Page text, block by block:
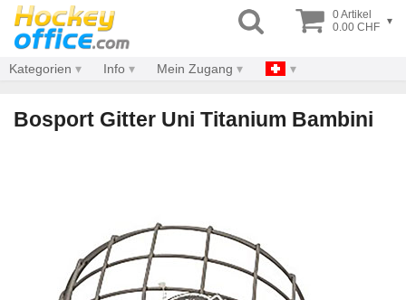
0 Artikel
0.00 CHF ▾
Kategorien Info Mein Zugang
Bosport Gitter Uni Titanium Bambini